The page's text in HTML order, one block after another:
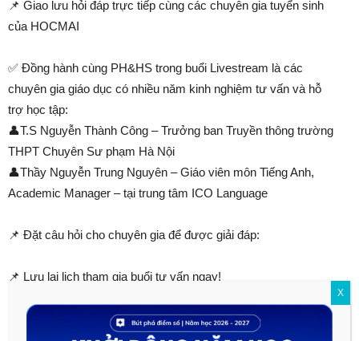
📌 Giao lưu hỏi đáp trực tiếp cùng các chuyên gia tuyển sinh
của HOCMAI
✅ Đồng hành cùng PH&HS trong buổi Livestream là các
chuyên gia giáo dục có nhiều năm kinh nghiệm tư vấn và hỗ
trợ học tập:
👤T.S Nguyễn Thành Công – Trưởng ban Truyền thông trường
THPT Chuyên Sư phạm Hà Nội
👤Thầy Nguyễn Trung Nguyên – Giáo viên môn Tiếng Anh,
Academic Manager – tại trung tâm ICO Language
📌 Đặt câu hỏi cho chuyên gia để được giải đáp:
📌 Lưu lại lịch tham gia buổi tư vấn ngay!
X